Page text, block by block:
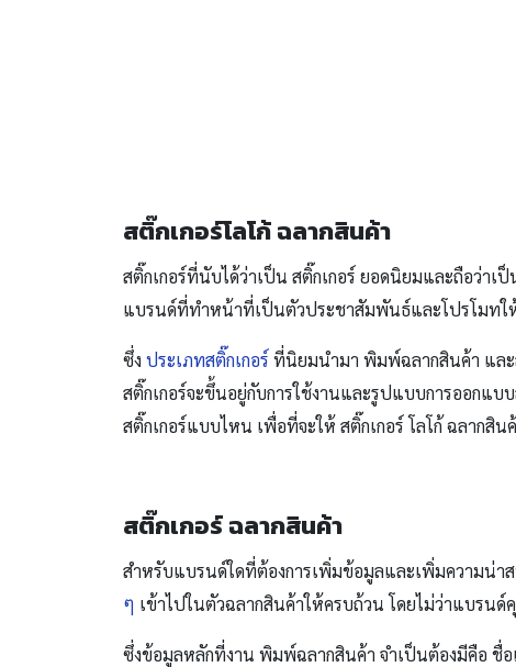
สติ๊กเกอร์โลโก้ ฉลากสินค้า
สติ๊กเกอร์ที่นับได้ว่าเป็น สติ๊กเกอร์ ยอดนิยมและถือว่าเ
แบรนด์ที่ทำหน้าที่เป็นตัวประชาสัมพันธ์และโปรโมทใ
ซึ่ง ประเภทสติ๊กเกอร์ ที่นิยมนำมา พิมพ์ฉลากสินค้า และส
สติ๊กเกอร์จะขึ้นอยู่กับการใช้งานและรูปแบบการออกแ
สติ๊กเกอร์แบบไหน เพื่อที่จะให้ สติ๊กเกอร์ โลโก้ ฉลากสิ
สติ๊กเกอร์ ฉลากสินค้า
สำหรับแบรนด์ใดที่ต้องการเพิ่มข้อมูลและเพิ่มความน่
ๆ เข้าไปในตัวฉลากสินค้าให้ครบถ้วน โดยไม่ว่าแบรน
ซึ่งข้อมูลหลักที่งาน พิมพ์ฉลากสินค้า จำเป็นต้องมีคือ ชื่อ